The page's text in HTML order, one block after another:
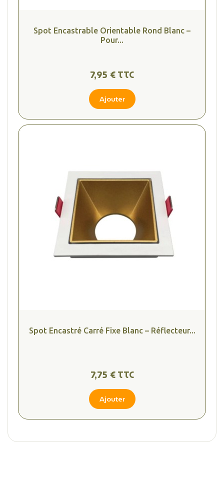
Spot Encastrable Orientable Rond Blanc –
Pour...
7,95 € TTC
Ajouter
Spot Encastré Carré Fixe Blanc – Réflecteur...
7,75 € TTC
Ajouter